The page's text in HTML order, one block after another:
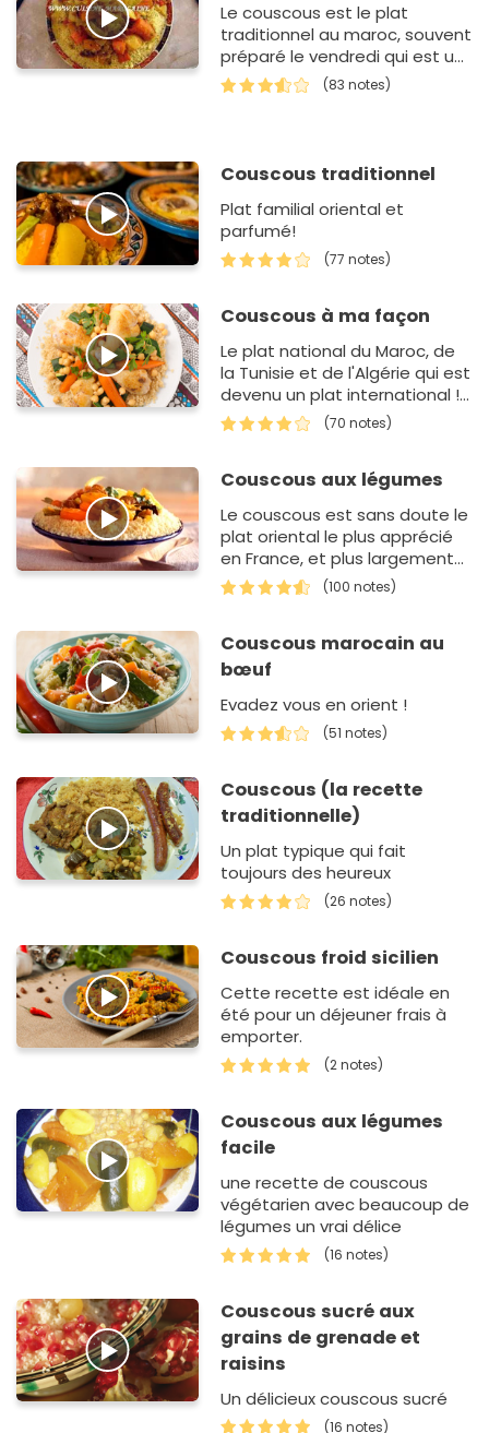
Le couscous est le plat
traditionnel au maroc, souvent
préparé le vendredi qui est un
jour saint.
(83 notes)
Couscous traditionnel
Plat familial oriental et
parfumé!
(77 notes)
Couscous à ma façon
Le plat national du Maroc, de
la Tunisie et de l'Algérie qui est
devenu un plat international ! Il
existe des dizaines de version
du couscous…
(70 notes)
Couscous aux légumes
Le couscous est sans doute le
plat oriental le plus apprécié
en France, et plus largement
dans le monde entier. Cette
recette aux légumes et av…
(100 notes)
Couscous marocain au
bœuf
Evadez vous en orient !
(51 notes)
Couscous (la recette
traditionnelle)
Un plat typique qui fait
toujours des heureux
(26 notes)
Couscous froid sicilien
Cette recette est idéale en
été pour un déjeuner frais à
emporter.
(2 notes)
Couscous aux légumes
facile
une recette de couscous
végétarien avec beaucoup de
légumes un vrai délice
(16 notes)
Couscous sucré aux
grains de grenade et
raisins
Un délicieux couscous sucré
(16 notes)